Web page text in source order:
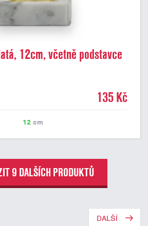
12cm, včetně podstavce
135 Kč
12 cm
9 DALŠÍCH PRODUKTŮ
DALŠÍ